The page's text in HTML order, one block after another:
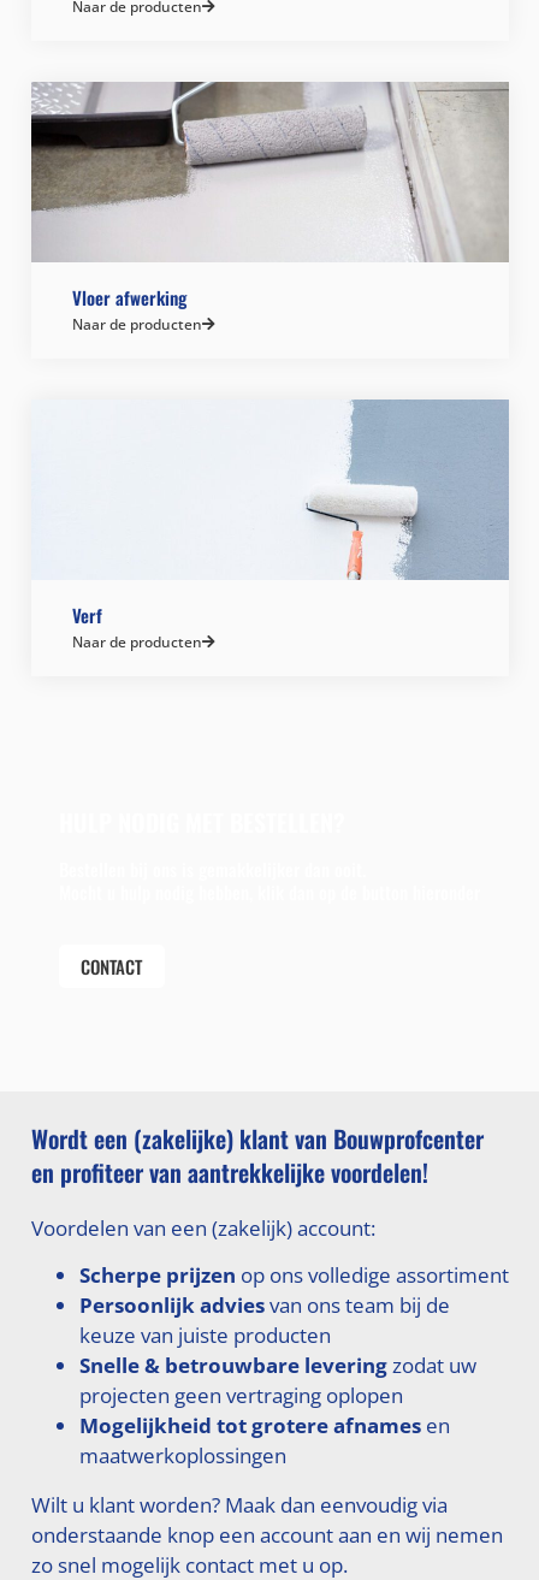
Naar de producten
Vloer afwerking
Naar de producten
Verf
Naar de producten
CONTACT
Wordt een (zakelijke) klant van Bouwprofcenter
en profiteer van aantrekkelijke voordelen!
Voordelen van een (zakelijk) account:
Scherpe prijzen op ons volledige assortiment
Persoonlijk adviesvan ons team bij de
keuze van juiste producten
Snelle & betrouwbare leveringzodat uw
projecten geen vertraging oplopen
Mogelijkheid tot grotere afnamesen
maatwerkoplossingen
Wilt u klant worden? Maak dan eenvoudig via
onderstaande knop een account aan en wij nemen
zo snel mogelijk contact met u op.